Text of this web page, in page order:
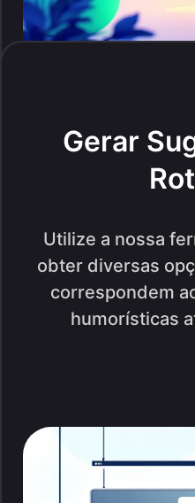
Gerar
Utilize a nossa
obter diversas
correspondem
humorísticas